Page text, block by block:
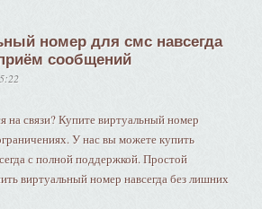
номер для смс навсегда
сообщений
на связи? Купите виртуальный номер
У нас вы можете купить
с полной поддержкой. Простой
виртуальный номер навсегда без лишних